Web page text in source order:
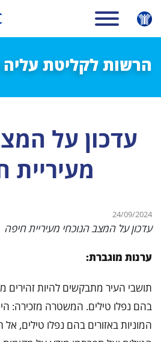
הרשות לקליטת
עדכון על
מעיריית
24/09/2024
עדכון על המצב הנוכחי מעיריית חיפה
ערנות מוגברת:
תושבי העיר מתבקשים להיות זהירים
בהם נפלו טילים. המשטרה מזכירה:
המוניות באזורים בהם נפלו טילים,